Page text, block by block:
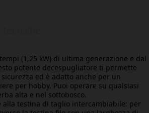
(1,25 kW) di ultima generazione e dal
potente decespugliatore ti permette
ed è adatto anche per un
per hobby. Puoi operare su qualsiasi
alta e nel sottobosco.
alla testina di taglio intercambiabile: per